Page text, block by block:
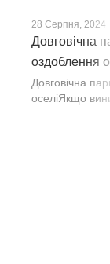
28 Серпня, 2024
Довговічна
оздоблення
Довговічна
оселіЯкщо